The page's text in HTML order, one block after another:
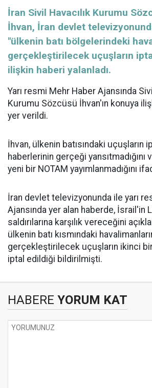
İran Sivil Havacılık Kurumu
İhvan, İran devlet
"ülkenin batı bölgelerindeki
gerçekleştirilecek uçuşların
ilişkin haberi yalanladı.
Yarı resmi Mehr Haber Ajansında
Kurumu Sözcüsü İhvan'ın konuya
yer verildi.
İhvan, ülkenin batısındaki uçuşların
haberlerinin gerçeği yansıtmadığını
yeni bir NOTAM yayımlanmadığını
İran devlet televizyonunda ile yarı
Ajansında yer alan haberde, İsrail'in
saldırılarına karşılık vereceğini
ülkenin batı kısmındaki
gerçekleştirilecek uçuşların ikinci
iptal edildiği bildirilmişti.
HABERE YORUM KAT